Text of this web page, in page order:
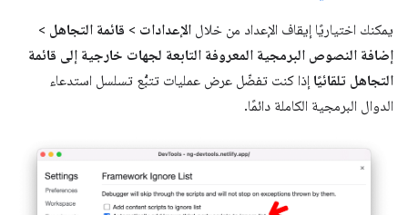
يمكنك اختياريًا إيقاف الإعداد من خلال الإعدادات > قائمة التجاهل >
إضافة النصوص البرمجية المعروفة التابعة لجهات خارجية إلى قائمة
التجاهل تلقائيًا إذا كنت تفضّل عرض عمليات تتبُّع تسلسل استدعاء
الدوال البرمجية الكاملة دائمًا.